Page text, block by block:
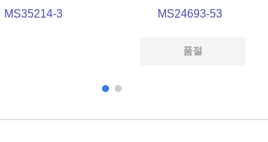
MS35214-3 MS24693-53
품절